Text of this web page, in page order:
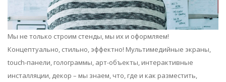
Мы не только строим стенды, мы их и оформляем!
Концептуально, стильно, эффектно! Мультимедийные экраны,
touch-панели, голограммы, арт-объекты, интерактивные
инсталляции, декор – мы знаем, что, где и как разместить,